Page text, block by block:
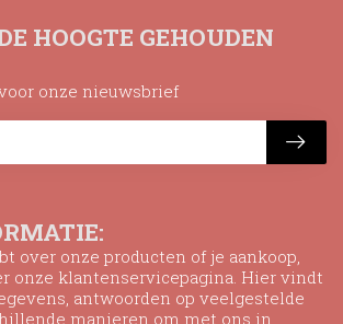
over onze producten of je aankoop,
onze klantenservicepagina. Hier vindt
antwoorden op veelgestelde
manieren om met ons in
HOOGTE GEHOUDEN
onze nieuwsbrief